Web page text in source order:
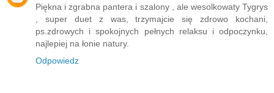
Piękna i zgrabna pantera i szalony , ale wesolkowaty Tygrys
, super duet z was, trzymajcie się zdrowo kochani,
ps.zdrowych i spokojnych pełnych relaksu i odpoczynku,
najlepiej na łonie natury.
Odpowiedz